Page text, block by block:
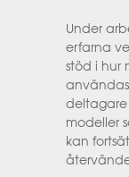
Under
erfarna
stöd i hur
modeller
kan